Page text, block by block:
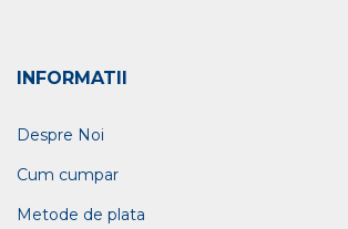
INFORMATII
Despre Noi
Cum cumpar
Metode de plata